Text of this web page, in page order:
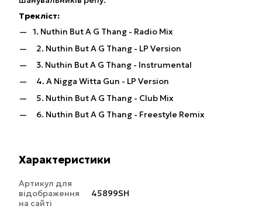
Трекліст:
1. Nuthin But A G Thang - Radio Mix
2. Nuthin But A G Thang - LP Version
3. Nuthin But A G Thang - Instrumental
4. A Nigga Witta Gun - LP Version
5. Nuthin But A G Thang - Club Mix
6. Nuthin But A G Thang - Freestyle Remix
Характеристики
Артикул для
відображення
на сайті
45899SH